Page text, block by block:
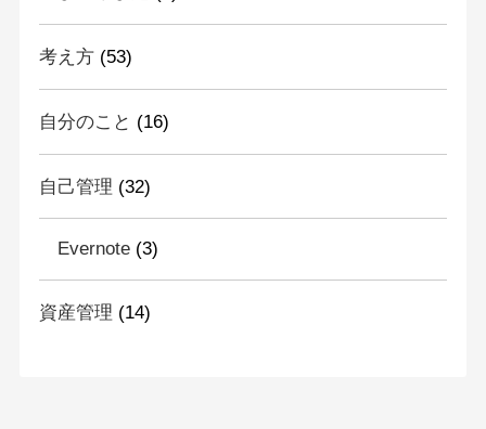
考え方(53)
自分のこと (16)
自己管理 (32)
Evernote(3)
資産管理 (14)